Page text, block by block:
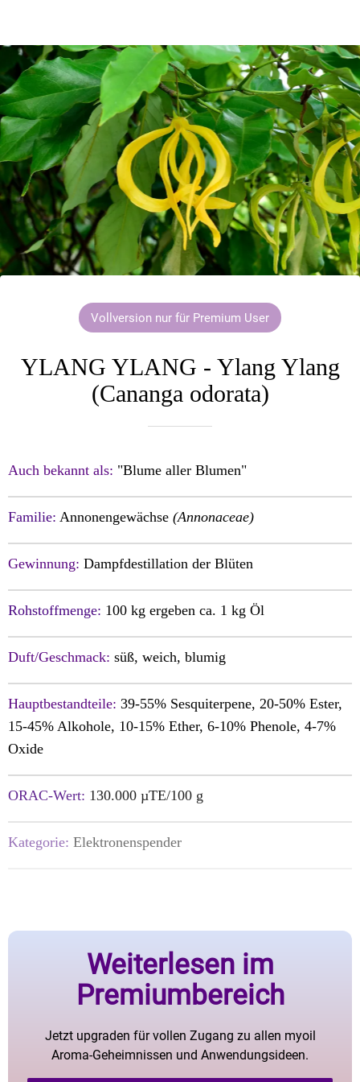
Vollversion nur für Premium User
YLANG YLANG - Ylang Ylang
(Cananga odorata)
Auch bekannt als: "Blume aller Blumen"
Familie: Annonengewächse (Annonaceae)
Gewinnung: Dampfdestillation der Blüten
Rohstoffmenge: 100 kg ergeben ca. 1 kg Öl
Duft/Geschmack: süß, weich, blumig
Hauptbestandteile: 39-55% Sesquiterpene, 20-50% Ester,
15-45% Alkohole, 10-15% Ether, 6-10% Phenole, 4-7%
Oxide
ORAC-Wert: 130.000 µTE/100 g
Kategorie: Elektronenspender
Weiterlesen im
Premiumbereich
Jetzt upgraden für vollen Zugang zu allen myoil
Aroma-Geheimnissen und Anwendungsideen.